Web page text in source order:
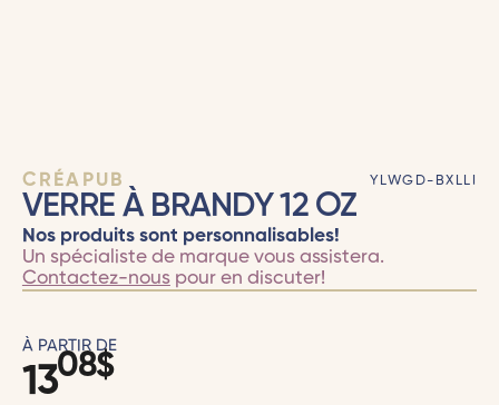
CRÉAPUB YLWGD-BXLLI
VERRE À BRANDY 12 OZ
Nos produits sont personnalisables!
Un spécialiste de marque vous assistera.
Contactez-nouspour en discuter!
À PARTIR DE
1308$